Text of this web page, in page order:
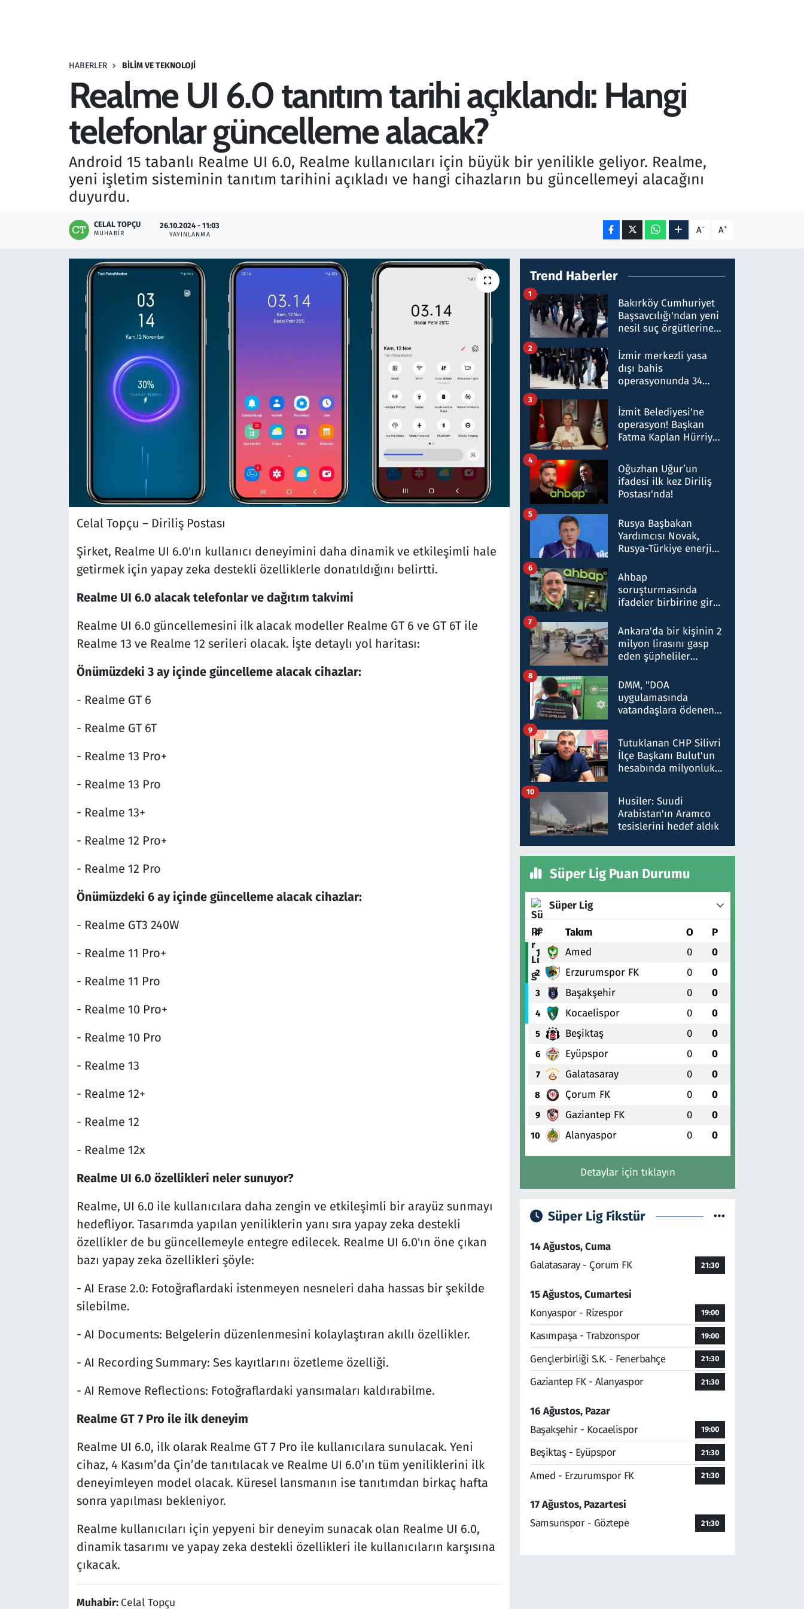
HABERLER BILIM VE TEKNOLOJI
Realme UI 6.0 tanıtım tarihi açıklandı: Hangi
telefonlar güncelleme alacak?
Android 15 tabanlı Realme UI 6.0, Realme kullanıcıları için büyük bir yenilikle geliyor. Realme,
yeni işletim sisteminin tanıtım tarihini açıkladı ve hangi cihazların bu güncellemeyi alacağını
duyurdu.
CELAL TOPÇU
MUHABIR
26.10.2024 - 11:03
YAYINLANMA A- A+
Celal Topçu – Diriliş Postası
Şirket, Realme UI 6.0'ın kullanıcı deneyimini daha dinamik ve etkileşimli hale
getirmek için yapay zeka destekli özelliklerle donatıldığını belirtti.
Realme UI 6.0 alacak telefonlar ve dağıtım takvimi
Realme UI 6.0 güncellemesini ilk alacak modeller Realme GT 6 ve GT 6T ile
Realme 13 ve Realme 12 serileri olacak. İşte detaylı yol haritası:
Önümüzdeki 3 ay içinde güncelleme alacak cihazlar:
- Realme GT 6
- Realme GT 6T
- Realme 13 Pro+
- Realme 13 Pro
- Realme 13+
- Realme 12 Pro+
- Realme 12 Pro
Önümüzdeki 6 ay içinde güncelleme alacak cihazlar:
- Realme GT3 240W
- Realme 11 Pro+
- Realme 11 Pro
- Realme 10 Pro+
- Realme 10 Pro
- Realme 13
- Realme 12+
- Realme 12
- Realme 12x
Realme UI 6.0 özellikleri neler sunuyor?
Realme, UI 6.0 ile kullanıcılara daha zengin ve etkileşimli bir arayüz sunmayı
hedefliyor. Tasarımda yapılan yeniliklerin yanı sıra yapay zeka destekli
özellikler de bu güncellemeyle entegre edilecek. Realme UI 6.0'ın öne çıkan
bazı yapay zeka özellikleri şöyle:
- AI Erase 2.0: Fotoğraflardaki istenmeyen nesneleri daha hassas bir şekilde
silebilme.
- AI Documents: Belgelerin düzenlenmesini kolaylaştıran akıllı özellikler.
- AI Recording Summary: Ses kayıtlarını özetleme özelliği.
- AI Remove Reflections: Fotoğraflardaki yansımaları kaldırabilme.
Realme GT 7 Pro ile ilk deneyim
Realme UI 6.0, ilk olarak Realme GT 7 Pro ile kullanıcılara sunulacak. Yeni
cihaz, 4 Kasım’da Çin’de tanıtılacak ve Realme UI 6.0’ın tüm yeniliklerini ilk
deneyimleyen model olacak. Küresel lansmanın ise tanıtımdan birkaç hafta
sonra yapılması bekleniyor.
Realme kullanıcıları için yepyeni bir deneyim sunacak olan Realme UI 6.0,
dinamik tasarımı ve yapay zeka destekli özellikleri ile kullanıcıların karşısına
çıkacak.
Muhabir: Celal Topçu
Trend Haberler
Bakırköy Cumhuriyet
Başsavcılığı'ndan yeni
nesil suç örgütlerine
hakkında gözaltı kararı
1
İzmir merkezli yasa
dışı bahis
operasyonunda 34
Milyar liralık para
trafiği tespit edildi
2
İzmit Belediyesi'ne
operasyon! Başkan
Fatma Kaplan Hürriyet
3
Oğuzhan Uğur’un
ifadesi ilk kez Diriliş
Postası'nda!
4
Rusya Başbakan
Yardımcısı Novak,
Rusya-Türkiye enerji
nitelikte olduğunu
belirtti
5
Ahbap
soruşturmasında
ifadeler birbirine girdi:
ifadelerinden ortaya
çıkan tablo şok etti
6
Ankara'da bir kişinin 2
milyon lirasını gasp
eden şüpheliler
7
DMM, "DOA
uygulamasında
vatandaşlara ödenen
düşürüldüğü" iddiasını
yalanladı
8
Tutuklanan CHP Silivri
İlçe Başkanı Bulut'un
hesabında milyonluk
talimat verdi, ben
gönderdim
9
Husiler: Suudi
Arabistan'ın Aramco
tesislerini hedef aldık
10
Süper Lig Puan Durumu
Süper Lig
# Takım O P
1 Amed 0 0
2 Erzurumspor FK 0 0
3 Başakşehir 0 0
4 Kocaelispor 0 0
5 Beşiktaş 0 0
6 Eyüpspor 0 0
7 Galatasaray 0 0
8 Çorum FK 0 0
9 Gaziantep FK 0 0
10 Alanyaspor 0 0
Detaylar için tıklayın
Süper Lig Fikstür
14 Ağustos, Cuma
Galatasaray - Çorum FK
21:30
15 Ağustos, Cumartesi
Konyaspor - Rizespor
19:00
Kasımpaşa - Trabzonspor 19:00
Gençlerbirliği S.K. - Fenerbahçe 21:30
Gaziantep FK - Alanyaspor 21:30
16 Ağustos, Pazar
Başakşehir - Kocaelispor
19:00
Beşiktaş - Eyüpspor 21:30
Amed - Erzurumspor FK 21:30
17 Ağustos, Pazartesi
Samsunspor - Göztepe
21:30
Savunma Sanayi
Televizyon